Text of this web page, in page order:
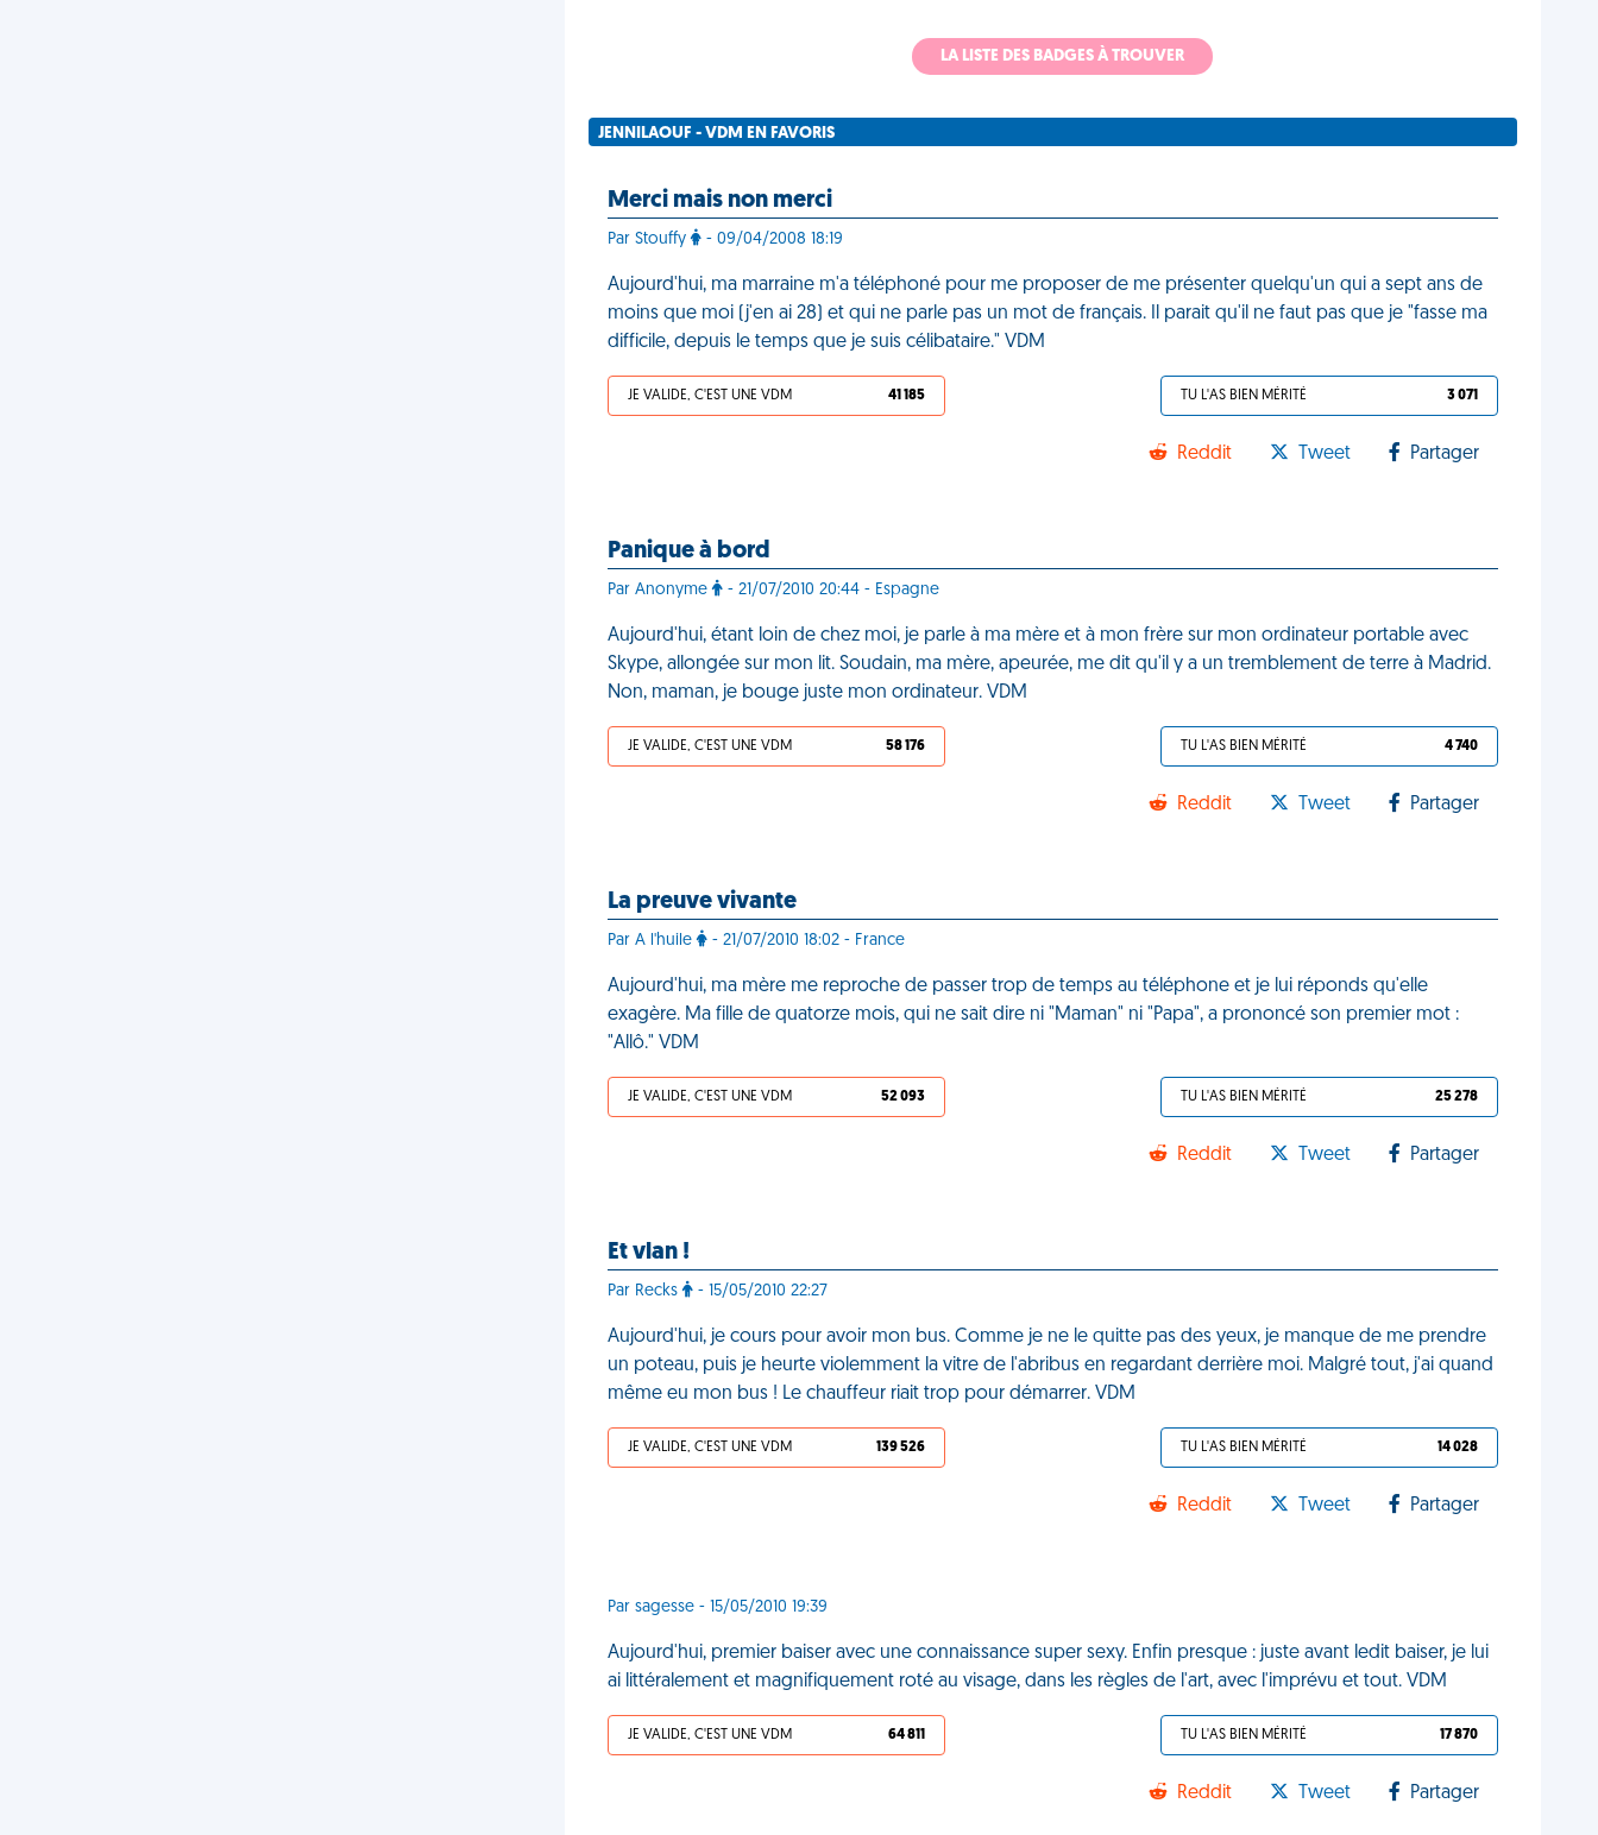
LA LISTE DES BADGES À TROUVER
JENNILAOUF - VDM EN FAVORIS
Merci mais non merci
Par Stouffy - 09/04/2008 18:19
Aujourd'hui, ma marraine m'a téléphoné pour me proposer de me présenter quelqu'un qui a sept ans de
moins que moi (j'en ai 28) et qui ne parle pas un mot de français. Il parait qu'il ne faut pas que je "fasse ma
difficile, depuis le temps que je suis célibataire." VDM
JE VALIDE, C'EST UNE VDM 41 185 TU L'AS BIEN MÉRITÉ 3 071
Reddit Tweet Partager
Panique à bord
Par Anonyme - 21/07/2010 20:44 - Espagne
Aujourd'hui, étant loin de chez moi, je parle à ma mère et à mon frère sur mon ordinateur portable avec
Skype, allongée sur mon lit. Soudain, ma mère, apeurée, me dit qu'il y a un tremblement de terre à Madrid.
Non, maman, je bouge juste mon ordinateur. VDM
JE VALIDE, C'EST UNE VDM 58 176 TU L'AS BIEN MÉRITÉ 4 740
Reddit Tweet Partager
La preuve vivante
Par A l'huile - 21/07/2010 18:02 - France
Aujourd'hui, ma mère me reproche de passer trop de temps au téléphone et je lui réponds qu'elle
exagère. Ma fille de quatorze mois, qui ne sait dire ni "Maman" ni "Papa", a prononcé son premier mot :
"Allô." VDM
JE VALIDE, C'EST UNE VDM 52 093 TU L'AS BIEN MÉRITÉ 25 278
Reddit Tweet Partager
Et vlan !
Par Recks - 15/05/2010 22:27
Aujourd'hui, je cours pour avoir mon bus. Comme je ne le quitte pas des yeux, je manque de me prendre
un poteau, puis je heurte violemment la vitre de l'abribus en regardant derrière moi. Malgré tout, j'ai quand
même eu mon bus ! Le chauffeur riait trop pour démarrer. VDM
JE VALIDE, C'EST UNE VDM 139 526 TU L'AS BIEN MÉRITÉ 14 028
Reddit Tweet Partager
Par sagesse - 15/05/2010 19:39
Aujourd'hui, premier baiser avec une connaissance super sexy. Enfin presque : juste avant ledit baiser, je lui
ai littéralement et magnifiquement roté au visage, dans les règles de l'art, avec l'imprévu et tout. VDM
JE VALIDE, C'EST UNE VDM 64 811 TU L'AS BIEN MÉRITÉ 17 870
Reddit Tweet Partager